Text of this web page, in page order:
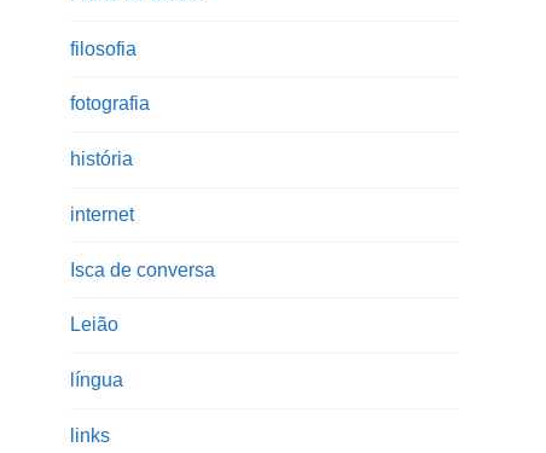
filosofia
fotografia
história
internet
Isca de conversa
Leião
língua
links